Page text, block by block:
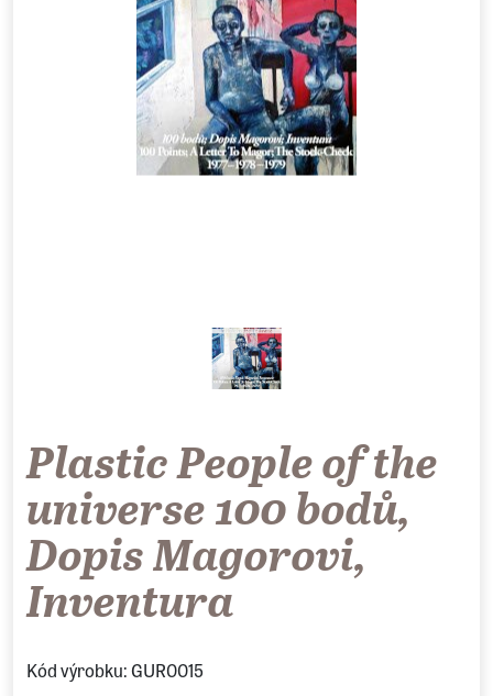
Plastic People of the
universe 100 bodů,
Dopis Magorovi,
Inventura
Kód výrobku: GUR0015